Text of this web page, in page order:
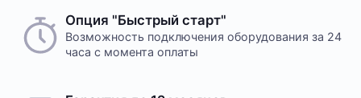
Опция "Быстрый старт"
Возможность подключения оборудования за 24
часа с момента оплаты